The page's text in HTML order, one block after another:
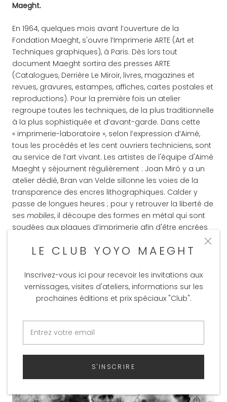
LE CLUB YOYO MAEGHT
Inscrivez-vous ici pour recevoir les invitations aux
vernissages, visites d'ateliers, informations sur les
prochaines éditions et prix spéciaux "Club".
S'INSCRIRE
Maeght.
En 1964, quelques mois avant l’ouverture de la
Fondation Maeght, s'ouvre l’Imprimerie ARTE (Art et
Techniques graphiques), à Paris. Dès lors tout
document Maeght sortira des presses ARTE
(Catalogues, Derrière Le Miroir, livres, magazines et
revues, gravures, estampes, affiches, cartes postales et
reproductions). Pour la première fois un atelier
regroupe toutes les techniques, de la plus traditionnelle
à la plus sophistiquée et d’avant-garde. Dans cette
« imprimerie-laboratoire », selon l’expression d’Aimé,
tous les procédés et les cent ouvriers techniciens, sont
au service de l’art vivant. Les artistes de l'équipe d'Aimé
Maeght y séjournent régulièrement : Joan Miró y a un
atelier dédié, Bran van Velde sillonne les voies de la
transparence des encres lithographiques. Calder y
passe de longues heures ; pour y retrouver la liberté de
ses mobiles, il découpe des formes en métal qui sont
soudées aux plaques d’imprimerie afin d'être encrées
d’année en année, gravant et regravant le dessin de sa
Tàpies, Kelly, Bury… tous y créent des lithographies et
gravures originales. De 1936 à 1981 environ 12.000 titres
de gravures, lithographies et autres estampes
Maeght est ainsi le plus prolixe éditeur d’œuvres
originales au monde.